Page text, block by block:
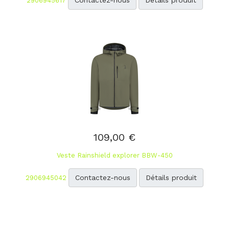
109,00 €
Veste Rainshield explorer BBW-450
2906945042 Contactez-nous Détails produit